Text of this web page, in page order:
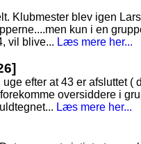
Klubmester blev igen
kun i en
vil blive... Læs mere her...
efter at 43 er afsluttet (
oversiddere i
Læs mere her...